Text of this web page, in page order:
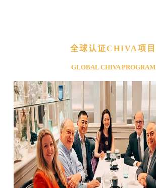
全球认证CHIVA项目
GLOBAL CHIVA PROGRAM